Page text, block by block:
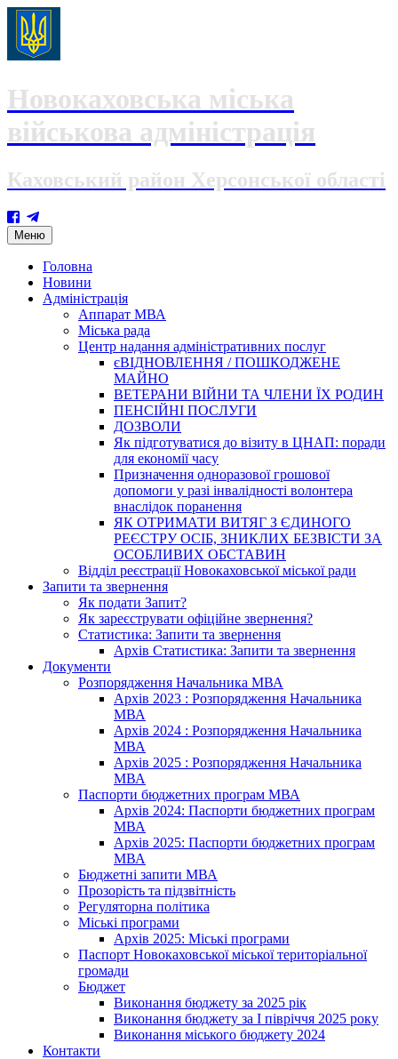
Новокаховська міська
військова адміністрація
Каховський район Херсонської області
Меню Skip
to
content
Головна
Новини
Адміністрація
Аппарат МВА
Міська рада
Центр надання адміністративних послуг
єВІДНОВЛЕННЯ / ПОШКОДЖЕНЕ
МАЙНО
ВЕТЕРАНИ ВІЙНИ ТА ЧЛЕНИ ЇХ РОДИН
ПЕНСІЙНІ ПОСЛУГИ
ДОЗВОЛИ
Як підготуватися до візиту в ЦНАП: поради
для економії часу
Призначення одноразової грошової
допомоги у разі інвалідності волонтера
внаслідок поранення
ЯК ОТРИМАТИ ВИТЯГ З ЄДИНОГО
РЕЄСТРУ ОСІБ, ЗНИКЛИХ БЕЗВІСТИ ЗА
ОСОБЛИВИХ ОБСТАВИН
Відділ реєстрації Новокаховської міської ради
Запити та звернення
Як подати Запит?
Як зареєструвати офіційне звернення?
Статистика: Запити та звернення
Архів Статистика: Запити та звернення
Документи
Розпорядження Начальника МВА
Архів 2023 : Розпорядження Начальника
МВА
Архів 2024 : Розпорядження Начальника
МВА
Архів 2025 : Розпорядження Начальника
МВА
Паспорти бюджетних програм МВА
Архів 2024: Паспорти бюджетних програм
МВА
Архів 2025: Паспорти бюджетних програм
МВА
Бюджетні запити МВА
Прозорість та підзвітність
Регуляторна політика
Міські програми
Архів 2025: Міські програми
Паспорт Новокаховської міської територіальної
громади
Бюджет
Виконання бюджету за 2025 рік
Виконання бюджету за І півріччя 2025 року
Виконання міського бюджету 2024
Контакти